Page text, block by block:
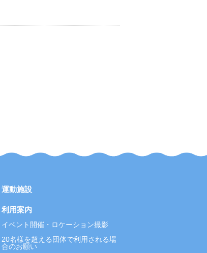
運動施設
利用案内
イベント開催・ロケーション撮影
20名様を超える団体で利用される場
合のお願い